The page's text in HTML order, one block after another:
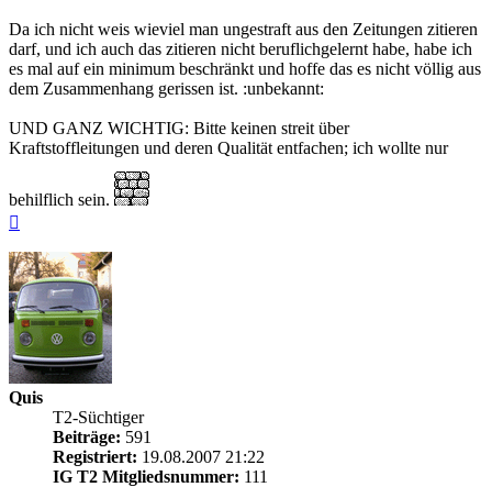
Da ich nicht weis wieviel man ungestraft aus den Zeitungen zitieren
darf, und ich auch das zitieren nicht beruflichgelernt habe, habe ich
es mal auf ein minimum beschränkt und hoffe das es nicht völlig aus
dem Zusammenhang gerissen ist. :unbekannt:
UND GANZ WICHTIG: Bitte keinen streit über
Kraftstoffleitungen und deren Qualität entfachen; ich wollte nur
behilflich sein.
Quis
T2-Süchtiger
Beiträge: 591
Registriert: 19.08.2007 21:22
IG T2 Mitgliedsnummer: 111